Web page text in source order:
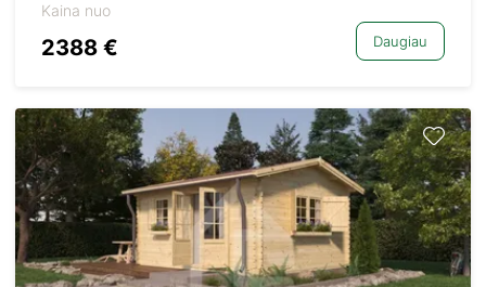
Kaina nuo
2388 € Daugiau